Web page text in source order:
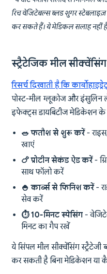
रिच वेजिटेबल्स ब्लड शुगर स्टेबलाइज़
कर सकते हैं। ये मेडिकल सलाह नहीं
स्ट्रैटेजिक मील सीक्वेंसिंग
रिसर्च दिखाती है कि
पोस्ट-मील ग्लूकोज और
इफेक्ट्स डायबिटीज मेडिकेशन के
🥗 फतौश से शुरू करें-
खाएं
🍗 प्रोटीन सेकंड ऐड करें-
साथ फॉलो करें
🍚 कार्ब्स से फिनिश करें-
सेव करें
⏱️ 10-मिनट स्पेसिंग -
मिनट का गैप रखें
ये सिंपल मील सीक्वेंसिंग
कर सकती है बिना मेडिकेशन या